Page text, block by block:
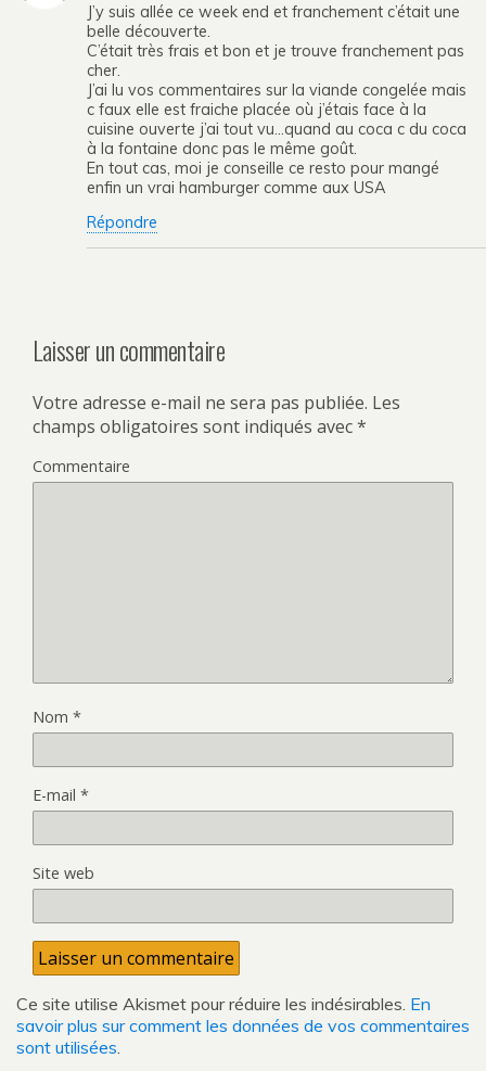
J’y suis allée ce week end et franchement c’était une
belle découverte.
C’était très frais et bon et je trouve franchement pas
cher.
J’ai lu vos commentaires sur la viande congelée mais
c faux elle est fraiche placée où j’étais face à la
cuisine ouverte j’ai tout vu…quand au coca c du coca
à la fontaine donc pas le même goût.
En tout cas, moi je conseille ce resto pour mangé
enfin un vrai hamburger comme aux USA
Répondre
Laisser un commentaire
Votre adresse e-mail ne sera pas publiée. Les
champs obligatoires sont indiqués avec*
Commentaire
Nom *
E-mail *
Site web
Ce site utilise Akismet pour réduire les indésirables. En
savoir plus sur comment les données de vos commentaires
sont utilisées.